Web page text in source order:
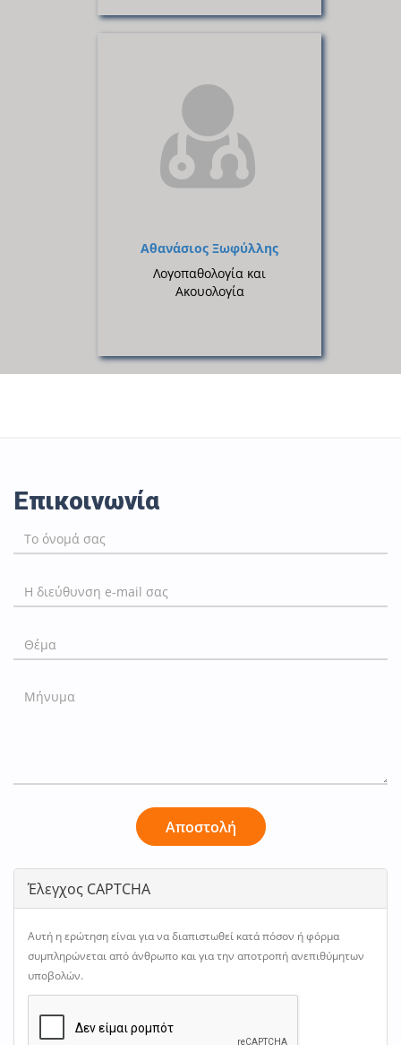
Αθανάσιος Ξωφύλλης
Λογοπαθολογία και
Ακουολογία
Επικοινωνία
Αποστολή
Έλεγχος CAPTCHA
Αυτή η ερώτηση είναι για να διαπιστωθεί κατά πόσον ή φόρμα
συμπληρώνεται από άνθρωπο και για την αποτροπή ανεπιθύμητων
υποβολών.